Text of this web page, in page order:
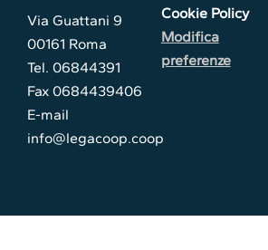
Via Guattani 9
00161 Roma
Tel. 06844391
Fax 0684439406
E-mail
info@legacoop.coop
Cookie Policy
Modifica
preferenze